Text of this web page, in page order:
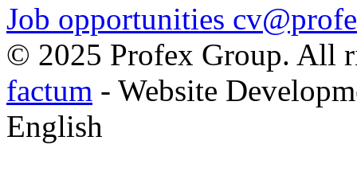
Job opportunities
© 2025 Profex Group. All
factum - Website
English